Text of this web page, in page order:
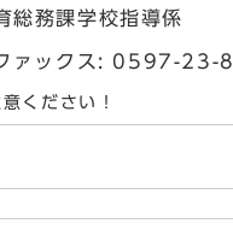
総務課学校指導係
ァックス: 0597-
ください！